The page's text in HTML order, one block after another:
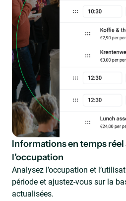
Informations en temps
l’occupation
Analysez l’occupation et
période et ajustez-vous sur la
actualisées.